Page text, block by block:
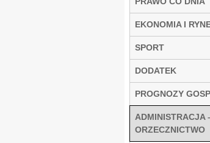
EKONOMIA I
SPORT
DODATEK
PROGNOZY
ADMINISTRACJA
ORZECZNICTWO